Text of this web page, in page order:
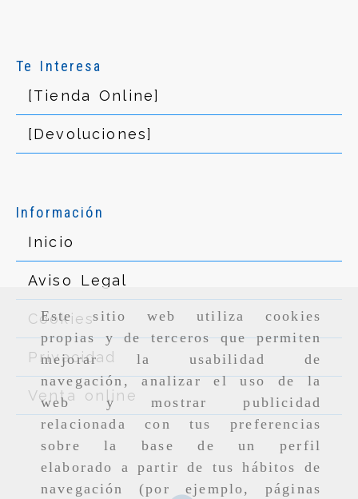
Este sitio web utiliza cookies
propias y de terceros que permiten
mejorar la usabilidad de
navegación, analizar el uso de la
web y mostrar publicidad
relacionada con tus preferencias
sobre la base de un perfil
elaborado a partir de tus hábitos de
navegación (por ejemplo, páginas
Te Interesa
[Tienda Online]
[Devoluciones]
Información
Inicio
Aviso Legal
Cookies
Privacidad
Venta online